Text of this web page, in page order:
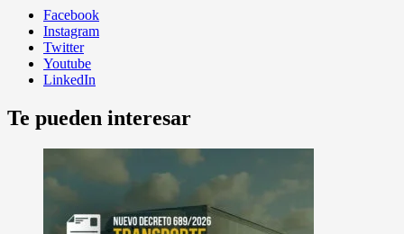
Facebook
Instagram
Twitter
Youtube
LinkedIn
Te pueden interesar